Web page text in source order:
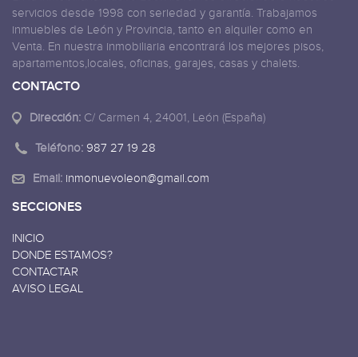
servicios desde 1998 con seriedad y garantía. Trabajamos
inmuebles de León y Provincia, tanto en alquiler como en
Venta. En nuestra inmobiliaria encontrará los mejores pisos,
apartamentos,locales, oficinas, garajes, casas y chalets.
CONTACTO
Dirección: C/ Carmen 4, 24001, León (España)
Teléfono: 987 27 19 28
Email: inmonuevoleon@gmail.com
SECCIONES
INICIO
DONDE ESTAMOS?
CONTACTAR
AVISO LEGAL